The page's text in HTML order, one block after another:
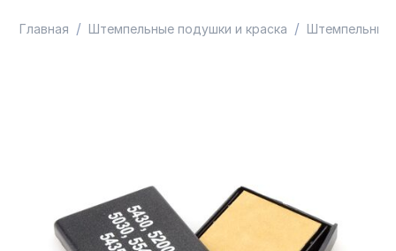
Главная / Штемпельные подушки и краска / Штемпельные